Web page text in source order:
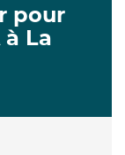
pour
La